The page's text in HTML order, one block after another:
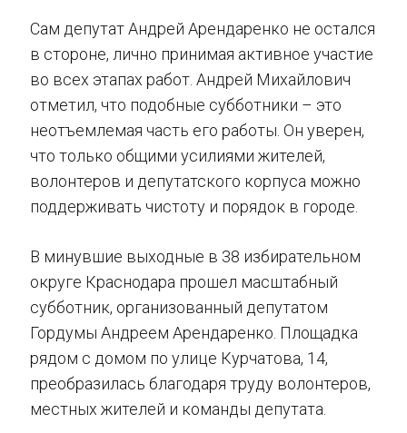
Сам депутат Андрей Арендаренко не остался
в стороне, лично принимая активное участие
во всех этапах работ. Андрей Михайлович
отметил, что подобные субботники – это
неотъемлемая часть его работы. Он уверен,
что только общими усилиями жителей,
волонтеров и депутатского корпуса можно
поддерживать чистоту и порядок в городе.
В минувшие выходные в 38 избирательном
округе Краснодара прошел масштабный
субботник, организованный депутатом
Гордумы Андреем Арендаренко. Площадка
рядом с домом по улице Курчатова, 14,
преобразилась благодаря труду волонтеров,
местных жителей и команды депутата.